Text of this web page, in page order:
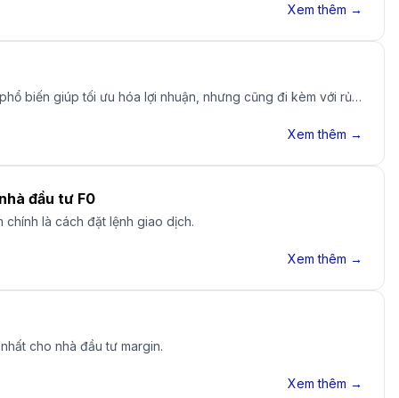
Xem thêm →
biến giúp tối ưu hóa lợi nhuận, nhưng cũng đi kèm với rủi
Xem thêm →
đầu tư F0
chính là cách đặt lệnh giao dịch.
Xem thêm →
cho nhà đầu tư margin.
Xem thêm →